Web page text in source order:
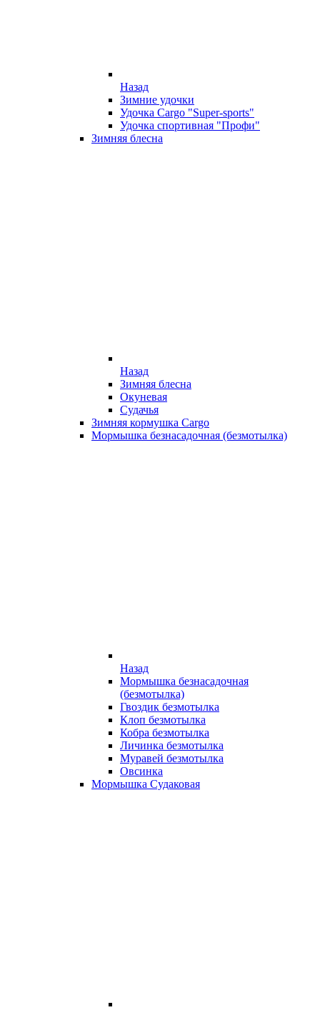
Назад
Зимние удочки
Удочка Cargo "Super-sports"
Удочка спортивная "Профи"
Зимняя блесна
Назад
Зимняя блесна
Окуневая
Судачья
Зимняя кормушка Cargo
Мормышка безнасадочная (безмотылка)
Назад
Мормышка безнасадочная
(безмотылка)
Гвоздик безмотылка
Клоп безмотылка
Кобра безмотылка
Личинка безмотылка
Муравей безмотылка
Овсинка
Мормышка Судаковая